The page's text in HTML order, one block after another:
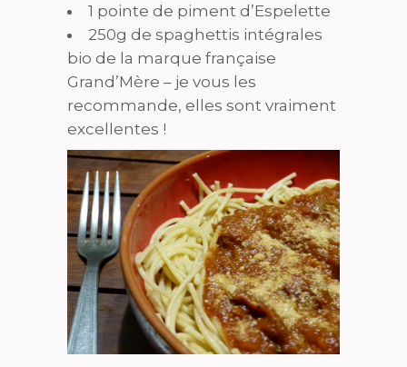
1 pointe de piment d’Espelette
250g de spaghettis intégrales
bio de la marque française
Grand’Mère – je vous les
recommande, elles sont vraiment
excellentes !